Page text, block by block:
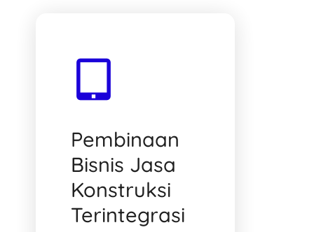
Pembinaan
Bisnis Jasa
Konstruksi
Terintegrasi